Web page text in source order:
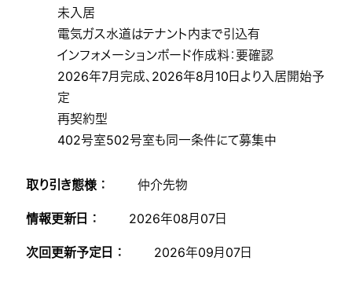
未入居
電気ガス水道はテナント内まで引込有
インフォメーションボード作成料：要確認
2026年7月完成、2026年8月10日より入居開始予
定
再契約型
402号室502号室も同一条件にて募集中
取り引き態様 ： 仲介先物
情報更新日 ： 2026年08月07日
次回更新予定日 ： 2026年09月07日